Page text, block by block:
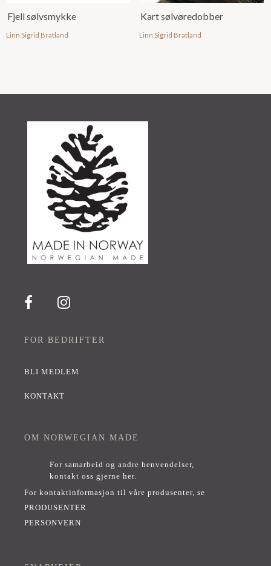
Fjell sølvsmykke
Linn Sigrid Bratland
Kart sølvøredobber
Linn Sigrid Bratland
FOR BEDRIFTER
BLI MEDLEM
KONTAKT
OM NORWEGIAN MADE
For samarbeid og andre henvendelser,
kontakt oss gjerne her.
For kontaktinformasjon til våre produsenter, se
PRODUSENTER
PERSONVERN